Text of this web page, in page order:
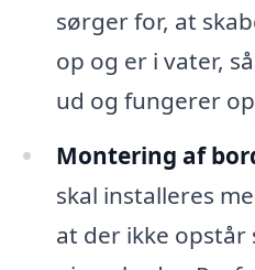
sørger for, at
op og er i vater,
ud og fungerer
Montering af
skal installeres
at der ikke opstår